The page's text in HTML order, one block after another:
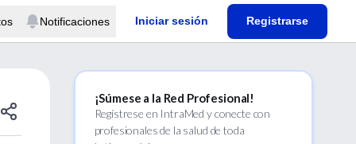
Notificaciones Iniciar sesión Registrarse
¡Súmese a la Red Profesional!
Regístrese en IntraMed y conecte con
profesionales de la salud de toda